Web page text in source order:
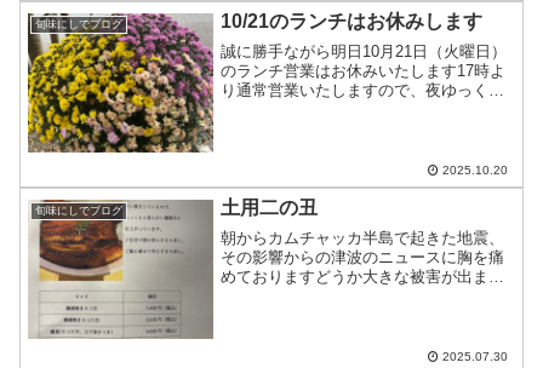
旬味にしでブログ 10/21のランチはお休みします
誠に勝手ながら明日10月21日（火曜日）
のランチ営業はお休みいたします17時よ
り通常営業いたしますので、夜ゆっくり
2025.10.20
旬味にしでブログ 土用二の丑
朝からカムチャッカ半島で起きた地震、
その影響からの津波のニュースに胸を痛
めておりますどうか大きな被害が出ませ
2025.07.30